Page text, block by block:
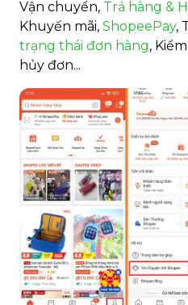
Vận chuyển, Trả hàng &
Khuyến mãi, ShopeePay,
trạng thái đơn hàng,
hủy đơn...